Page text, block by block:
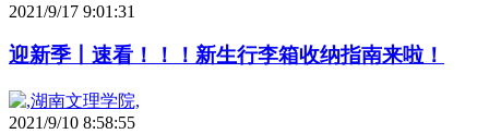
2021/9/17 9:01:31
迎新季丨速看！！！新生行李箱收纳指南来啦！
2021/9/10 8:58:55